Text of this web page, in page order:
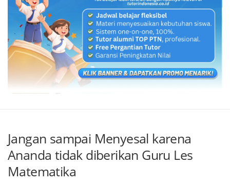
BIAYA LES TESTIMONI PROFIL ALUMNI
BLOG DAFTAR SEKOLAH
Jangan sampai Menyesal karena
Ananda tidak diberikan Guru Les
Matematika